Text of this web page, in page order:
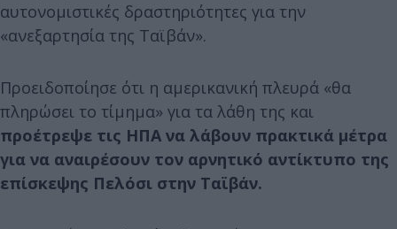
αυτονομιστικές δραστηριότητες για την
«ανεξαρτησία της Ταϊβάν».
Προειδοποίησε ότι η αμερικανική πλευρά «θα
πληρώσει το τίμημα» για τα λάθη της και
προέτρεψε τις ΗΠΑ να λάβουν πρακτικά μέτρα
για να αναιρέσουν τον αρνητικό αντίκτυπο της
επίσκεψης Πελόσι στην Ταϊβάν.